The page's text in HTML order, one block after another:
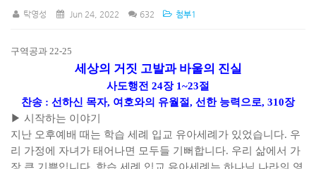
탁영성 Jun 24, 2022 632 첨부1
구역공과 22-25
세상의 거짓 고발과 바울의 진실
사도행전 24장 1~23절
찬송 : 선하신 목자, 여호와의 유월절, 선한 능력으로, 310장
▶ 시작하는 이야기
지난 오후예배 때는 학습 세례 입교 유아세례가 있었습니다. 우
리 가정에 자녀가 태어나면 모두들 기뻐합니다. 우리 삶에서 가